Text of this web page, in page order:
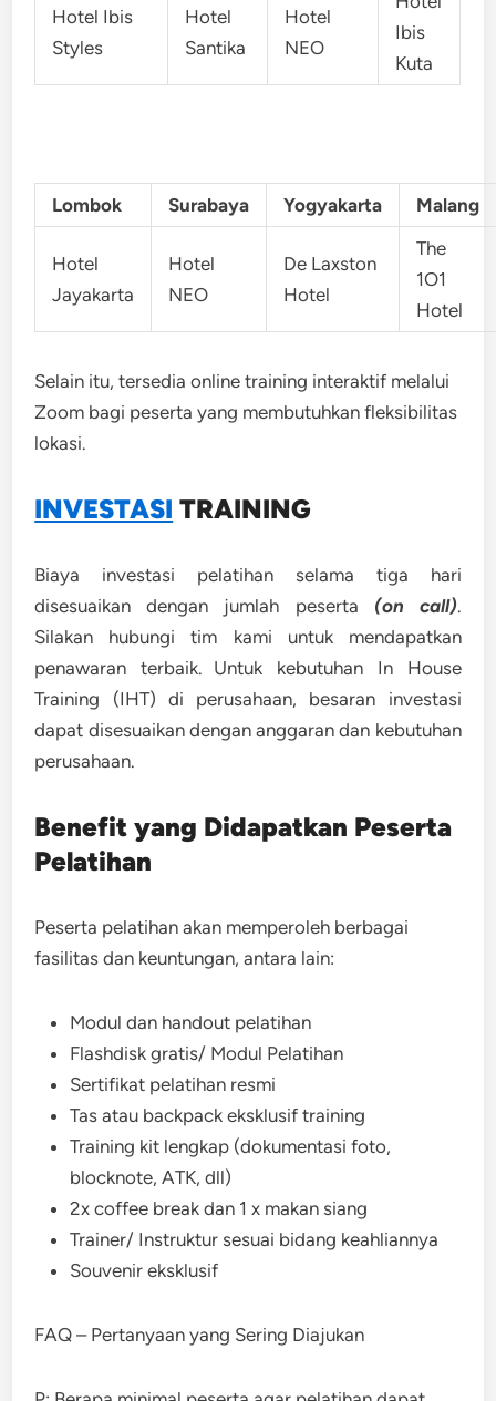
Hotel Ibis
Styles
Hotel
Santika
Hotel
NEO
Ibis
Kuta
Lombok Surabaya Yogyakarta Malang
Hotel
Jayakarta
Hotel
NEO
De Laxston
Hotel
The
1O1
Hotel
Selain itu, tersedia online training interaktif melalui
Zoom bagi peserta yang membutuhkan fleksibilitas
lokasi.
INVESTASI TRAINING
Biaya investasi pelatihan selama tiga hari
disesuaikan dengan jumlah peserta (on call).
Silakan hubungi tim kami untuk mendapatkan
penawaran terbaik. Untuk kebutuhan In House
Training (IHT) di perusahaan, besaran investasi
dapat disesuaikan dengan anggaran dan kebutuhan
perusahaan.
Benefit yang Didapatkan Peserta
Pelatihan
Peserta pelatihan akan memperoleh berbagai
fasilitas dan keuntungan, antara lain:
Modul dan handout pelatihan
Flashdisk gratis/ Modul Pelatihan
Sertifikat pelatihan resmi
Tas atau backpack eksklusif training
Training kit lengkap (dokumentasi foto,
blocknote, ATK, dll)
2x coffee break dan 1 x makan siang
Trainer/ Instruktur sesuai bidang keahliannya
Souvenir eksklusif
FAQ – Pertanyaan yang Sering Diajukan